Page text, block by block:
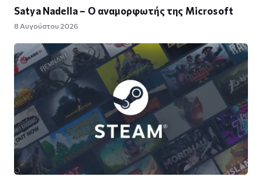
Satya Nadella – Ο αναμορφωτής της Microsoft
8 Αυγούστου 2026